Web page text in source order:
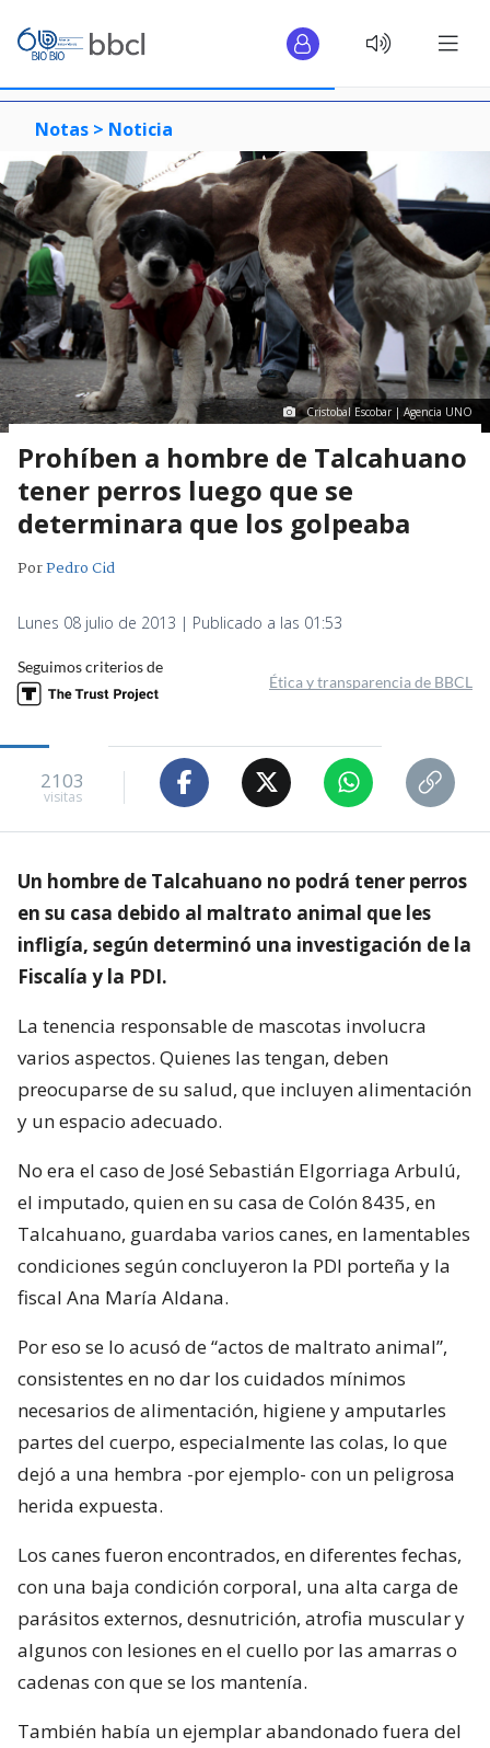
Notas > Noticia
Cristobal Escobar | Agencia UNO
Prohíben a hombre de Talcahuano
tener perros luego que se
determinara que los golpeaba
PorPedro Cid
Lunes 08 julio de 2013 | Publicado a las 01:53
Seguimos criterios de
Ética y transparencia de BBCL
2103
visitas
Un hombre de Talcahuano no podrá tener perros
en su casa debido al maltrato animal que les
infligía, según determinó una investigación de la
Fiscalía y la PDI.
La tenencia responsable de mascotas involucra
varios aspectos. Quienes las tengan, deben
preocuparse de su salud, que incluyen alimentación
y un espacio adecuado.
No era el caso de José Sebastián Elgorriaga Arbulú,
el imputado, quien en su casa de Colón 8435, en
Talcahuano, guardaba varios canes, en lamentables
condiciones según concluyeron la PDI porteña y la
fiscal Ana María Aldana.
Por eso se lo acusó de “actos de maltrato animal”,
consistentes en no dar los cuidados mínimos
necesarios de alimentación, higiene y amputarles
partes del cuerpo, especialmente las colas, lo que
dejó a una hembra -por ejemplo- con un peligrosa
herida expuesta.
Los canes fueron encontrados, en diferentes fechas,
con una baja condición corporal, una alta carga de
parásitos externos, desnutrición, atrofia muscular y
algunos con lesiones en el cuello por las amarras o
cadenas con que se los mantenía.
También había un ejemplar abandonado fuera del